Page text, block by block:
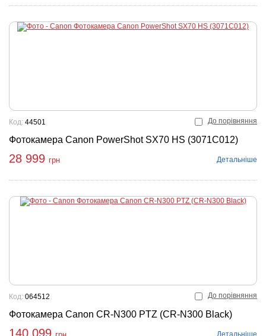
До порівняння
Фотокамера Canon PowerShot SX70 HS (3071C012)
Код: 44501
28 999 грн Детальніше
До порівняння
Фотокамера Canon CR-N300 PTZ (CR-N300 Black)
Код: 064512
140 099 Детальніше